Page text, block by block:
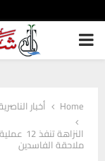
PRIMARY
Home
أخبار
ملاحقة الفاسدين